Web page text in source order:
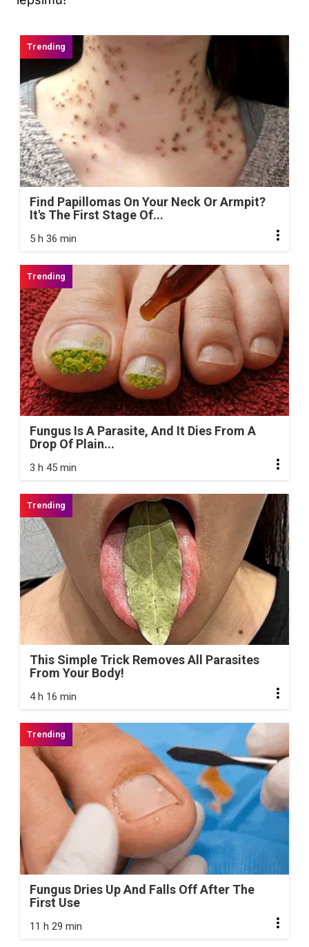
Find Papillomas On Your Neck Or Armpit?
It's The First Stage Of...
5 h 36 min
Fungus Is A Parasite, And It Dies From A
Drop Of Plain...
3 h 45 min
This Simple Trick Removes All Parasites
From Your Body!
4 h 16 min
Fungus Dries Up And Falls Off After The
First Use
11 h 29 min